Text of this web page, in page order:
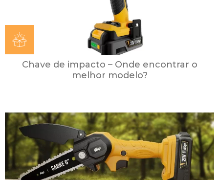
Chave de impacto – Onde encontrar o
melhor modelo?